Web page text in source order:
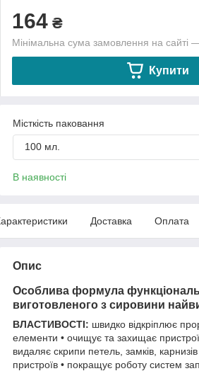
164 ₴
Мінімальна сума замовлення на сайті
Купити
Місткість паковання
100 мл.
В наявності
Доставка Оплата
Опис
Особлива формула
виготовленого з сировини
ВЛАСТИВОСТІ: швидко відкріплює
елементи • очищує та захищає пристрої
видаляє скрипи петель, замків,
пристроїв • покращує роботу систем